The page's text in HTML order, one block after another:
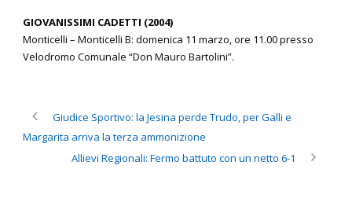
GIOVANISSIMI CADETTI (2004)
Monticelli – Monticelli B: domenica 11 marzo, ore 11.00 presso
Velodromo Comunale “Don Mauro Bartolini”.
Giudice Sportivo: la Jesina perde Trudo, per Galli e
Margarita arriva la terza ammonizione
Allievi Regionali: Fermo battuto con un netto 6-1